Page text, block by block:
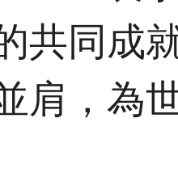
共同成
肩，為